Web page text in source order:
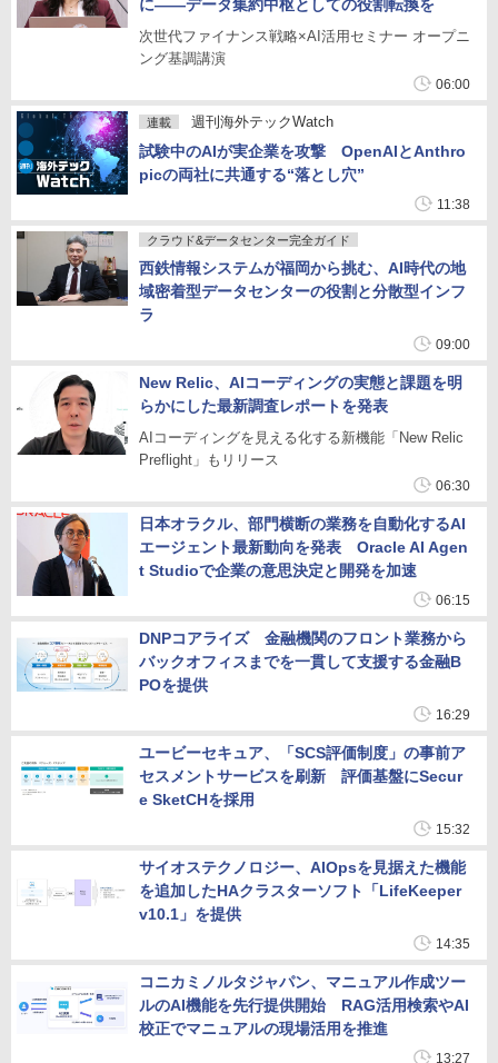
に――データ集約中枢としての役割転換を
次世代ファイナンス戦略×AI活用セミナー オープニ
ング基調講演
06:00
連載 週刊海外テックWatch
試験中のAIが実企業を攻撃 OpenAIとAnthro
picの両社に共通する“落とし穴”
11:38
クラウド&データセンター完全ガイド
西鉄情報システムが福岡から挑む、AI時代の地
域密着型データセンターの役割と分散型インフ
ラ
09:00
New Relic、AIコーディングの実態と課題を明
らかにした最新調査レポートを発表
AIコーディングを見える化する新機能「New Relic
Preflight」もリリース
06:30
日本オラクル、部門横断の業務を自動化するAI
エージェント最新動向を発表 Oracle AI Agen
t Studioで企業の意思決定と開発を加速
06:15
DNPコアライズ 金融機関のフロント業務から
バックオフィスまでを一貫して支援する金融B
POを提供
16:29
ユービーセキュア、「SCS評価制度」の事前ア
セスメントサービスを刷新 評価基盤にSecur
e SketCHを採用
15:32
サイオステクノロジー、AIOpsを見据えた機能
を追加したHAクラスターソフト「LifeKeeper
v10.1」を提供
14:35
コニカミノルタジャパン、マニュアル作成ツー
ルのAI機能を先行提供開始 RAG活用検索やAI
校正でマニュアルの現場活用を推進
13:27